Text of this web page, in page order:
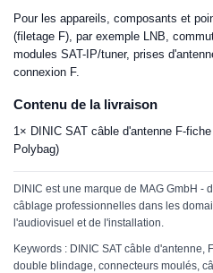
Pour les appareils, composants et
(filetage F), par exemple LNB,
modules SAT-IP/tuner, prises
connexion F.
Contenu de la livraison
1× DINIC SAT câble d'antenne F-
Polybag)
DINIC est une marque de MAG GmbH -
câblage professionnelles dans les
l'audiovisuel et de l'installation.
Keywords : DINIC SAT câble d'antenne,
double blindage, connecteurs moulés,